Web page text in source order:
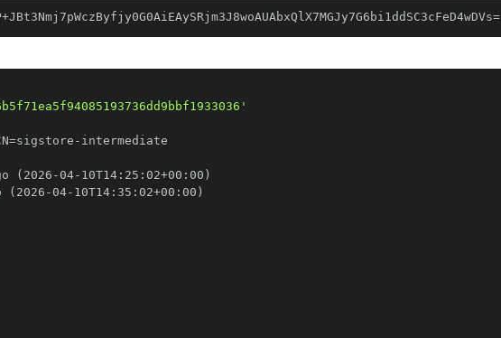
-
(2026 -04- 10T14: 25 : 02+00 :
(2026 -04- 10T14: 35 : 02+00 :